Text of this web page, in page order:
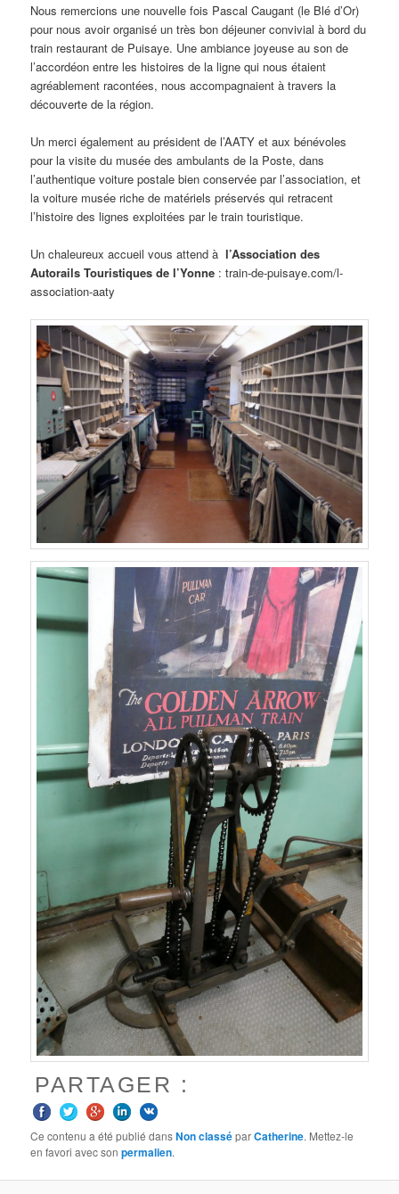
Nous remercions une nouvelle fois Pascal Caugant (le Blé d’Or)
pour nous avoir organisé un très bon déjeuner convivial à bord du
train restaurant de Puisaye. Une ambiance joyeuse au son de
l’accordéon entre les histoires de la ligne qui nous étaient
agréablement racontées, nous accompagnaient à travers la
découverte de la région.
Un merci également au président de l’AATY et aux bénévoles
pour la visite du musée des ambulants de la Poste, dans
l’authentique voiture postale bien conservée par l’association, et
la voiture musée riche de matériels préservés qui retracent
l’histoire des lignes exploitées par le train touristique.
Un chaleureux accueil vous attend à l’Association des
Autorails Touristiques de l’Yonne : train-de-puisaye.com/l-
association-aaty
PARTAGER :
Ce contenu a été publié dansNon classéparCatherine. Mettez-le
en favori avec sonpermalien.